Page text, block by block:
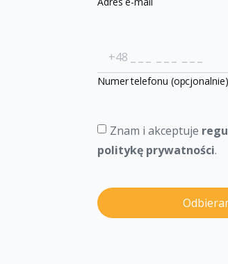
Numer telefonu (opcjonalnie)
Znam i akceptuje
politykę prywatności.